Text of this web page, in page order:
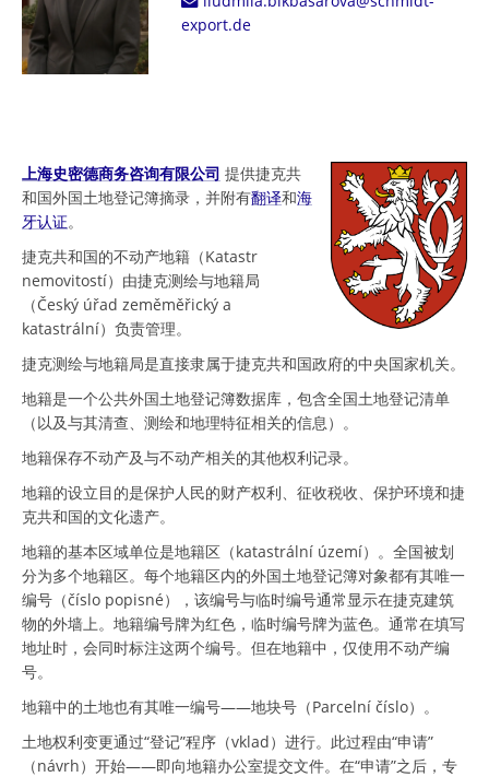
export.de
上海史密德商务咨询有限公司 提供捷克共
和国外国土地登记簿摘录，并附有翻译和海
牙认证。
捷克共和国的不动产地籍（Katastr
nemovitostí）由捷克测绘与地籍局
（Český úřad zeměměřický a
katastrální）负责管理。
捷克测绘与地籍局是直接隶属于捷克共和国政府的中央国家机关。
地籍是一个公共外国土地登记簿数据库，包含全国土地登记清单
（以及与其清查、测绘和地理特征相关的信息）。
地籍保存不动产及与不动产相关的其他权利记录。
地籍的设立目的是保护人民的财产权利、征收税收、保护环境和捷
克共和国的文化遗产。
地籍的基本区域单位是地籍区（katastrální území）。全国被划
分为多个地籍区。每个地籍区内的外国土地登记簿对象都有其唯一
编号（číslo popisné），该编号与临时编号通常显示在捷克建筑
物的外墙上。地籍编号牌为红色，临时编号牌为蓝色。通常在填写
地址时，会同时标注这两个编号。但在地籍中，仅使用不动产编
号。
地籍中的土地也有其唯一编号——地块号（Parcelní číslo）。
土地权利变更通过“登记”程序（vklad）进行。此过程由“申请”
（návrh）开始——即向地籍办公室提交文件。在“申请”之后，专